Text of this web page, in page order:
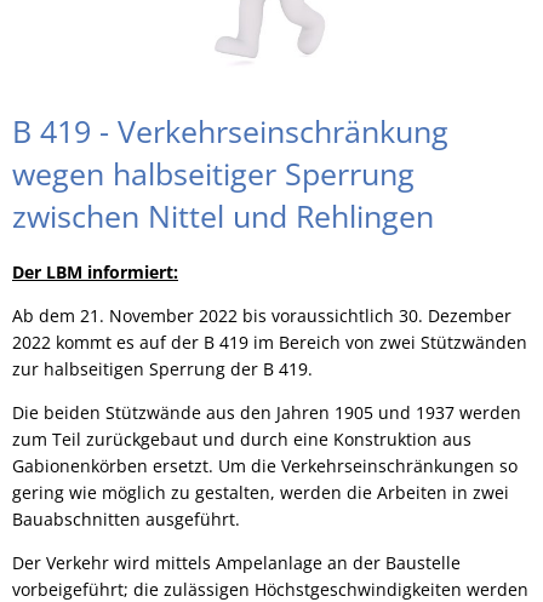
B 419 - Verkehrseinschränkung
wegen halbseitiger Sperrung
zwischen Nittel und Rehlingen
Der LBM informiert:
Ab dem 21. November 2022 bis voraussichtlich 30. Dezember
2022 kommt es auf der B 419 im Bereich von zwei Stützwänden
zur halbseitigen Sperrung der B 419.
Die beiden Stützwände aus den Jahren 1905 und 1937 werden
zum Teil zurückgebaut und durch eine Konstruktion aus
Gabionenkörben ersetzt. Um die Verkehrseinschränkungen so
gering wie möglich zu gestalten, werden die Arbeiten in zwei
Bauabschnitten ausgeführt.
Der Verkehr wird mittels Ampelanlage an der Baustelle
vorbeigeführt; die zulässigen Höchstgeschwindigkeiten werden